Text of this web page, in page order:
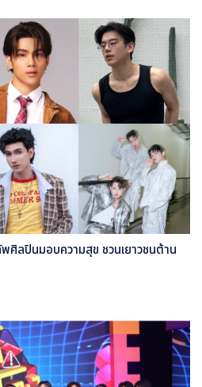
ศิลปินมอบความสุข ชวนเยาวชนต้าน